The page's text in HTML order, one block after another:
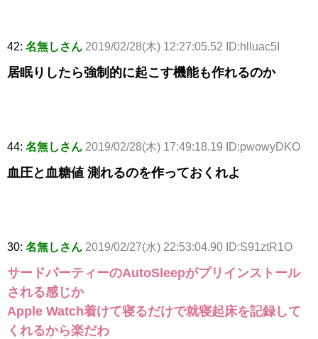
42: 名無しさん 2019/02/28(木) 12:27:05.52 ID:hlluac5I
居眠りしたら強制的に起こす機能も作れるのか
44: 名無しさん 2019/02/28(木) 17:49:18.19 ID:pwowyDKO
血圧と血糖値 測れるのを作っておくれよ
30: 名無しさん 2019/02/27(水) 22:53:04.90 ID:S91ztR1O
サードパーティーのAutoSleepがプリインストール
される感じか
Apple Watch着けて寝るだけで就寝起床を記録して
くれるから楽だわ